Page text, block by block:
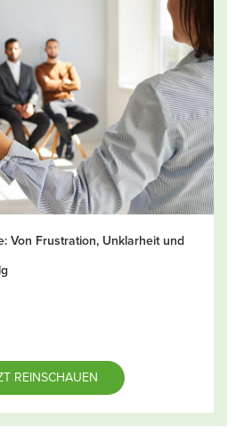
Von Frustration, Unklarheit und
REINSCHAUEN